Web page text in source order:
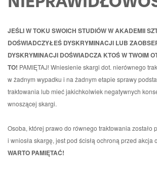
JEŚLI W TOKU SWOICH STUDIÓW W AKADEMII
DOŚWIADCZYŁEŚ DYSKRYMINACJI LUB
DYSKRYMINACJI DOŚWIADCZA KTOŚ W TWOIM
TO! PAMIĘTAJ! Wniesienie skargi dot. nierównego
w żadnym wypadku i na żadnym etapie sprawy
traktowania lub mieć jakichkolwiek negatywnych
wnoszącej skargi.
Osoba, której prawo do równego traktowania zostało
i wniosła skargę, jest pod ścisłą ochroną przed akcja
WARTO PAMIĘTAĆ!